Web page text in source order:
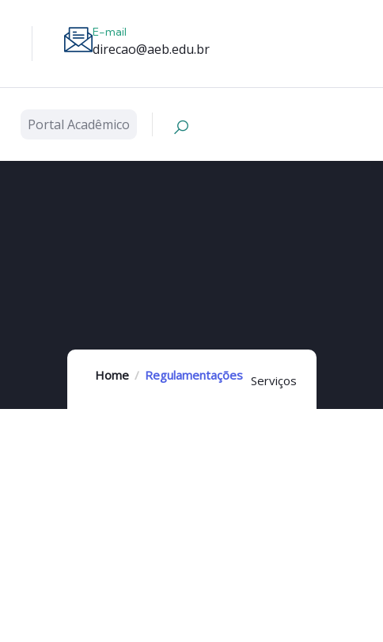
E-mail
direcao@aeb.edu.br
Portal Acadêmico
Home Serviços
Regulamentações